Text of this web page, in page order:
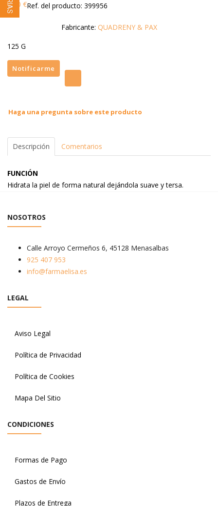
4,00 €Ref. del producto: 399956
Fabricante: QUADRENY & PAX
125 G
Notificarme
Haga una pregunta sobre este producto
Descripción Comentarios
FUNCIÓN
Hidrata la piel de forma natural dejándola suave y tersa.
NOSOTROS
Calle Arroyo Cermeños 6, 45128 Menasalbas
925 407 953
info@farmaelisa.es
LEGAL
Aviso Legal
Política de Privacidad
Política de Cookies
Mapa Del Sitio
CONDICIONES
Formas de Pago
Gastos de Envío
Plazos de Entrega